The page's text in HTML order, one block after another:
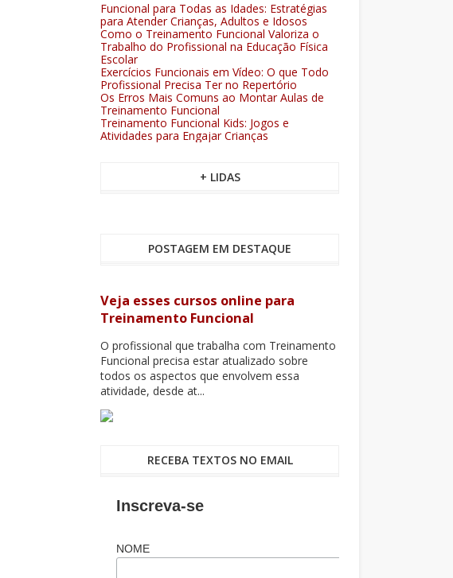
Funcional para Todas as Idades: Estratégias
para Atender Crianças, Adultos e Idosos
Como o Treinamento Funcional Valoriza o
Trabalho do Profissional na Educação Física
Escolar
Exercícios Funcionais em Vídeo: O que Todo
Profissional Precisa Ter no Repertório
Os Erros Mais Comuns ao Montar Aulas de
Treinamento Funcional
Treinamento Funcional Kids: Jogos e
Atividades para Engajar Crianças
+ LIDAS
POSTAGEM EM DESTAQUE
Veja esses cursos online para
Treinamento Funcional
O profissional que trabalha com Treinamento
Funcional precisa estar atualizado sobre
todos os aspectos que envolvem essa
atividade, desde at...
RECEBA TEXTOS NO EMAIL
Inscreva-se
NOME